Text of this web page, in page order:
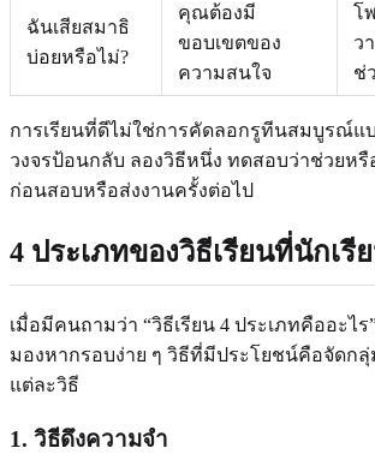
ฉันเสียสมาธิ
บ่อยหรือไม่?
คุณต้องมี
ขอบเขตของ
ความสนใจ
โ
ว
ช่
การเรียนที่ดีไม่ใช่การคัดลอกรูทีนสมบูรณ์แ
วงจรป้อนกลับ ลองวิธีหนึ่ง ทดสอบว่าช่วยห
ก่อนสอบหรือส่งงานครั้งต่อไป
4 ประเภทของวิธีเรียนที่นักเรี
เมื่อมีคนถามว่า “วิธีเรียน 4 ประเภทคืออะไร
มองหากรอบง่าย ๆ วิธีที่มีประโยชน์คือจัดก
แต่ละวิธี
1. วิธีดึงความจำ